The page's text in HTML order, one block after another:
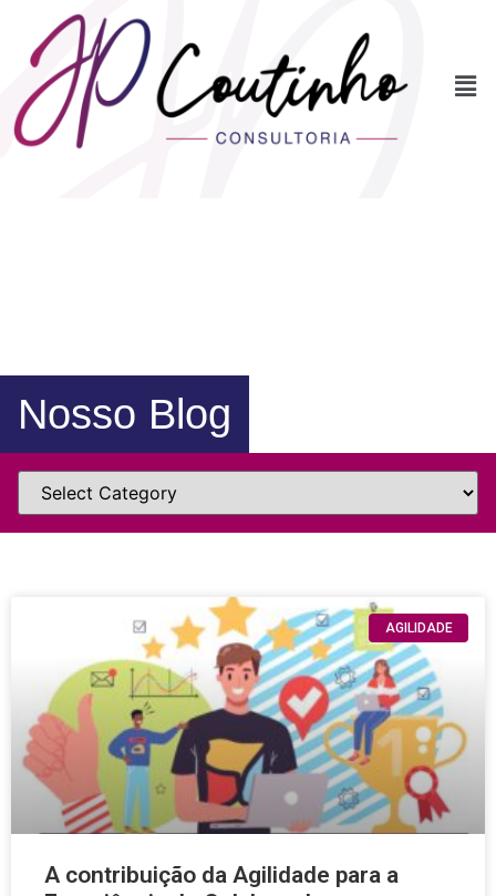
Nosso Blog
AGILIDADE
A contribuição da Agilidade para a